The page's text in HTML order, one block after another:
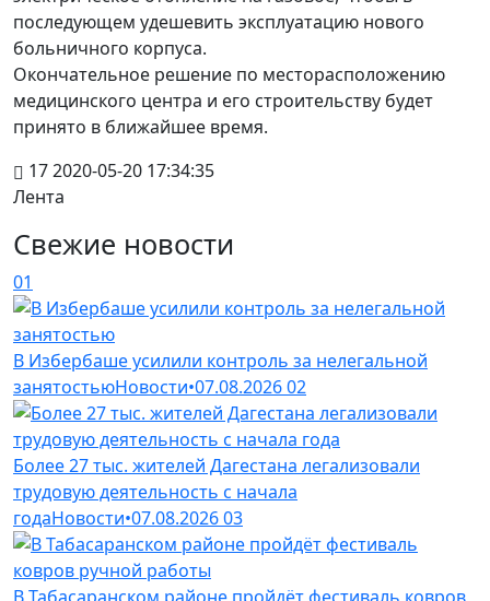
последующем удешевить эксплуатацию нового
больничного корпуса.
Окончательное решение по месторасположению
медицинского центра и его строительству будет
принято в ближайшее время.
172020-05-20 17:34:35
Лента
Свежие новости
01
В Избербаше усилили контроль за нелегальной
занятостьюНовости•07.08.202602
Более 27 тыс. жителей Дагестана легализовали
трудовую деятельность с начала
годаНовости•07.08.202603